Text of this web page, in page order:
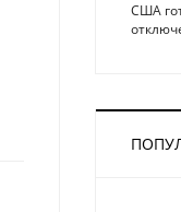
США